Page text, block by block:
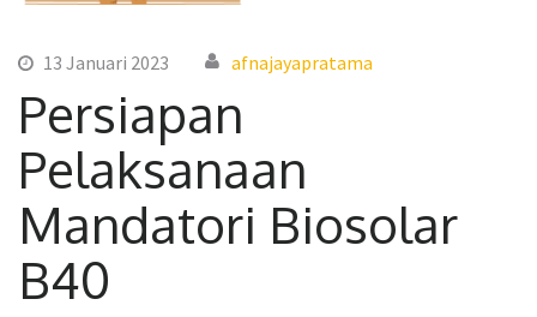
13 Januari 2023 afnajayapratama
Persiapan
Pelaksanaan
Mandatori Biosolar
B40